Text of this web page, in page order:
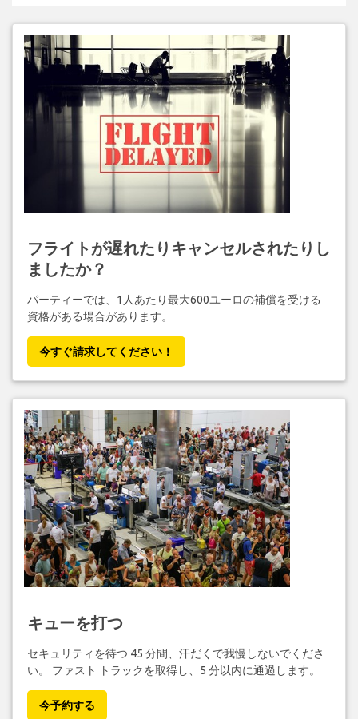
フライトが遅れたりキャンセルされたりし
ましたか？
パーティーでは、1人あたり最大600ユーロの補償を受ける
資格がある場合があります。
今すぐ請求してください！
キューを打つ
セキュリティを待つ 45 分間、汗だくで我慢しないでくださ
い。 ファスト トラックを取得し、5 分以内に通過します。
今予約する